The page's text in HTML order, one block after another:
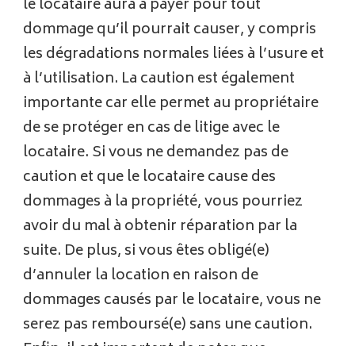
le locataire aura à payer pour tout
dommage qu’il pourrait causer, y compris
les dégradations normales liées à l’usure et
à l’utilisation. La caution est également
importante car elle permet au propriétaire
de se protéger en cas de litige avec le
locataire. Si vous ne demandez pas de
caution et que le locataire cause des
dommages à la propriété, vous pourriez
avoir du mal à obtenir réparation par la
suite. De plus, si vous êtes obligé(e)
d’annuler la location en raison de
dommages causés par le locataire, vous ne
serez pas remboursé(e) sans une caution.